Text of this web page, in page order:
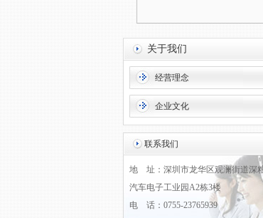
关于我们
经营理念
企业文化
联系我们
地 址：深圳市龙华区观澜街道深
汽车电子工业园A2栋3楼
电 话：0755-23765939